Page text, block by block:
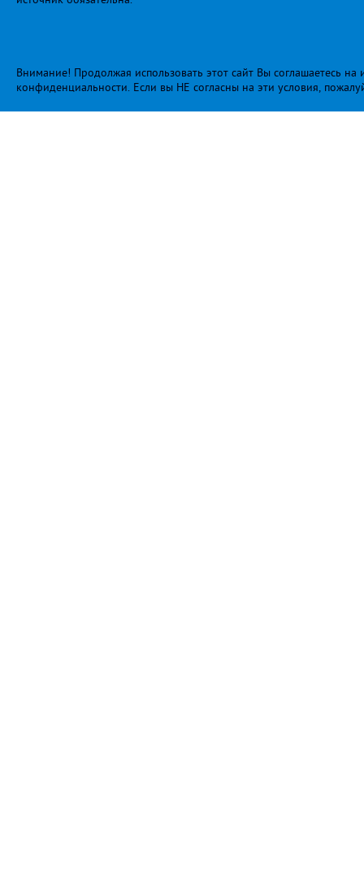
Внимание! Продолжая использовать этот сайт Вы соглашаетесь
конфиденциальности. Если вы НЕ согласны на эти условия,